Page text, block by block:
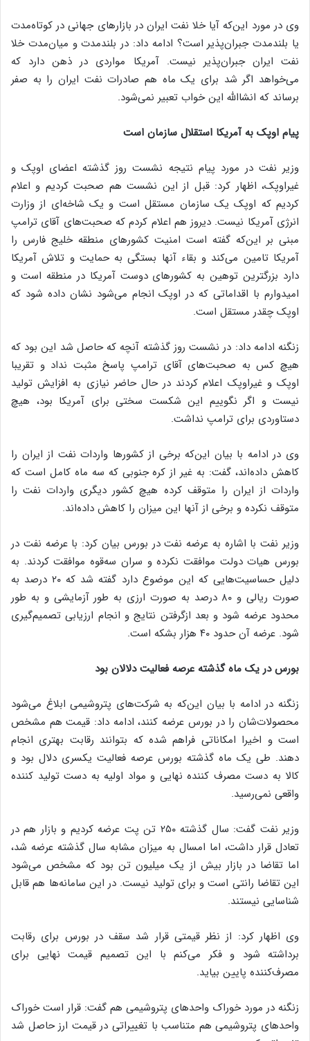
وی در مورد این‌که آیا خلا نفت ایران در بازارهای جهانی در کوتاه‌مدت
یا بلندمدت جبران‌پذیر است؟ ادامه داد: در بلندمدت و میان‌مدت خلا
نفت ایران جبران‌پذیر نیست. آمریکا مواردی در ذهن دارد که
می‌خواهد اگر شد برای یک ماه هم صادرات نفت ایران را به صفر
برساند که انشاالله این خواب تعبیر نمی‌شود.
پیام اوپک به آمریکا استقلال سازمان است
وزیر نفت در مورد پیام نتیجه نشست روز گذشته اعضای اوپک و
غیراوپک، اظهار کرد: قبل از این نشست هم صحبت کردیم و اعلام
کردیم که اوپک یک سازمان مستقل است و یک شاخه‌ای از وزارت
انرژی آمریکا نیست. دیروز هم اعلام کردم که صحبت‌های آقای ترامپ
مبنی بر این‌که گفته است امنیت کشورهای منطقه خلیج فارس را
آمریکا تامین می‌کند و بقاء آنها بستگی به حمایت و تلاش آمریکا
دارد بزرگترین توهین به کشورهای دوست آمریکا در منطقه است و
امیدوارم با اقداماتی که در اوپک انجام می‌شود نشان داده شود که
اوپک چقدر مستقل است.
زنگنه ادامه داد: در نشست روز گذشته آنچه که حاصل شد این بود که
هیچ کس به صحبت‌های آقای ترامپ پاسخ مثبت نداد و تقریبا
اوپک و غیراوپک اعلام کردند در حال حاضر نیازی به افزایش تولید
نیست و اگر نگوییم این شکست سختی برای آمریکا بود، هیچ
دستاوردی برای ترامپ نداشت.
وی در ادامه با بیان این‌که برخی از کشورها واردات نفت از ایران را
کاهش داده‌اند، گفت: به غیر از کره جنوبی که سه ماه کامل است که
واردات از ایران را متوقف کرده هیچ کشور دیگری واردات نفت را
متوقف نکرده و برخی از آنها این میزان را کاهش داده‌اند.
وزیر نفت با اشاره به عرضه نفت در بورس بیان کرد: با عرضه نفت در
بورس هیات دولت موافقت نکرده و سران سه‌قوه موافقت کردند. به
دلیل حساسیت‌هایی که این موضوع دارد گفته شد که ۲۰ درصد به
صورت ریالی و ۸۰ درصد به صورت ارزی به طور آزمایشی و به طور
محدود عرضه شود و بعد ازگرفتن نتایج و انجام ارزیابی تصمیم‌گیری
شود. عرضه آن حدود ۴۰ هزار بشکه است.
بورس در یک ماه گذشته عرصه فعالیت دلالان بود
زنگنه در ادامه با بیان این‌که به شرکت‌های پتروشیمی ابلاغ می‌شود
محصولات‌شان را در بورس عرضه کنند، ادامه داد: قیمت هم مشخص
است و اخیرا امکاناتی فراهم شده که بتوانند رقابت بهتری انجام
دهند. طی یک ماه گذشته بورس عرصه فعالیت یکسری دلال بود و
کالا به دست مصرف کننده نهایی و مواد اولیه به دست تولید کننده
واقعی نمی‌رسید.
وزیر نفت گفت: سال گذشته ۲۵۰ تن پت عرضه کردیم و بازار هم در
تعادل قرار داشت، اما امسال به میزان مشابه سال گذشته عرضه شد،
اما تقاضا در بازار بیش از یک میلیون تن بود که مشخص می‌شود
این تقاضا رانتی است و برای تولید نیست. در این سامانه‌ها هم قابل
شناسایی نیستند.
وی اظهار کرد: از نظر قیمتی قرار شد سقف در بورس برای رقابت
برداشته شود و فکر می‌کنم با این تصمیم قیمت نهایی برای
مصرف‌کننده پایین بیاید.
زنگنه در مورد خوراک واحدهای پتروشیمی هم گفت: قرار است خوراک
واحدهای پتروشیمی هم متناسب با تغییراتی در قیمت ارز حاصل شد